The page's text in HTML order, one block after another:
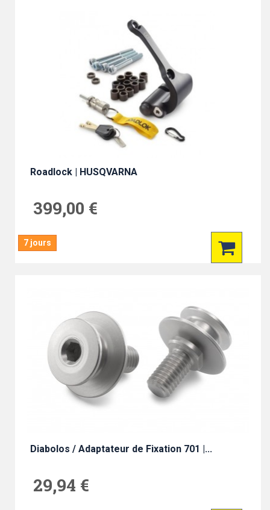
Roadlock | HUSQVARNA
399,00 €
7 jours
Diabolos / Adaptateur de Fixation 701 |...
29,94 €